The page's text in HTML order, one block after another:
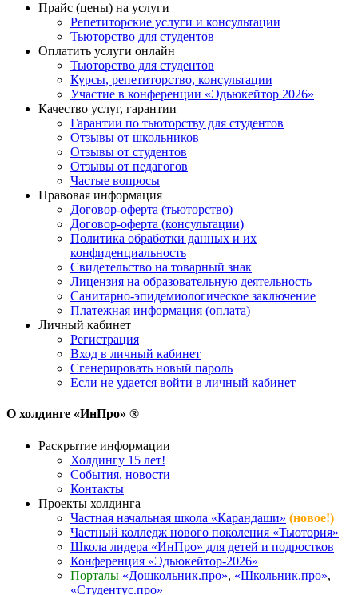
Прайс (цены) на услуги
Репетиторские услуги и консультации
Тьюторство для студентов
Оплатить услуги онлайн
Тьюторство для студентов
Курсы, репетиторство, консультации
Участие в конференции «Эдьюкейтор 2026»
Качество услуг, гарантии
Гарантии по тьюторству для студентов
Отзывы от школьников
Отзывы от студентов
Отзывы от педагогов
Частые вопросы
Правовая информация
Договор-оферта (тьюторство)
Договор-оферта (консультации)
Политика обработки данных и их
конфиденциальность
Свидетельство на товарный знак
Лицензия на образовательную деятельность
Санитарно-эпидемиологическое заключение
Платежная информация (оплата)
Личный кабинет
Регистрация
Вход в личный кабинет
Сгенерировать новый пароль
Если не удается войти в личный кабинет
О холдинге «ИнПро» ®
Раскрытие информации
Холдингу 15 лет!
События, новости
Контакты
Проекты холдинга
Частная начальная школа «Карандаши» (новое!)
Частный колледж нового поколения «Тьютория»
Школа лидера «ИнПро» для детей и подростков
Конференция «Эдьюкейтор-2026»
Порталы «Дошкольник.про», «Школьник.про»,
«Студентус.про»